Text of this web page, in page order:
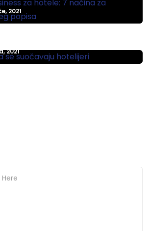
2021
uobičajenim izazovima u
2021